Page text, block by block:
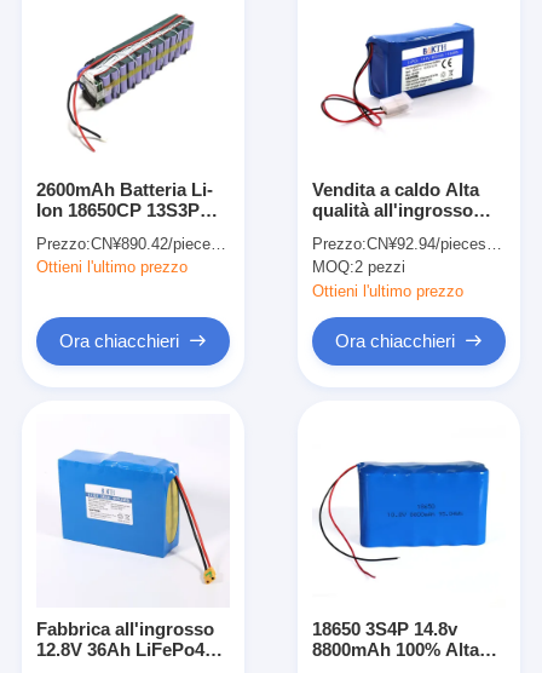
2600mAh Batteria Li-
Ion 18650CP 13S3P
batteria agli ioni di litio
per E-bike
Prezzo:CN¥890.42/pieces >=1 pieces
Ottieni l'ultimo prezzo
Ora chiacchieri
Vendita a caldo Alta
qualità all'ingrosso
Li-pol 14,8v 800mah
Ricaricabile Li-pol
Battery Pack
Prezzo:CN¥92.94/pieces 2-499 pieces
MOQ:2 pezzi
Ottieni l'ultimo prezzo
Ora chiacchieri
Fabbrica all'ingrosso
12.8V 36Ah LiFePo4
18650 3S4P 14.8v
8800mAh 100% Alta